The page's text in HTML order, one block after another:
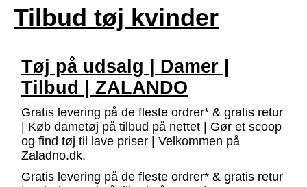
Tilbud tøj kvinder
Tøj på udsalg | Damer |
Tilbud | ZALANDO
Gratis levering på de fleste ordrer* & gratis retur
| Køb dametøj på tilbud på nettet | Gør et scoop
og find tøj til lave priser | Velkommen på
Zaladno.dk.
Gratis levering på de fleste ordrer* & gratis retur